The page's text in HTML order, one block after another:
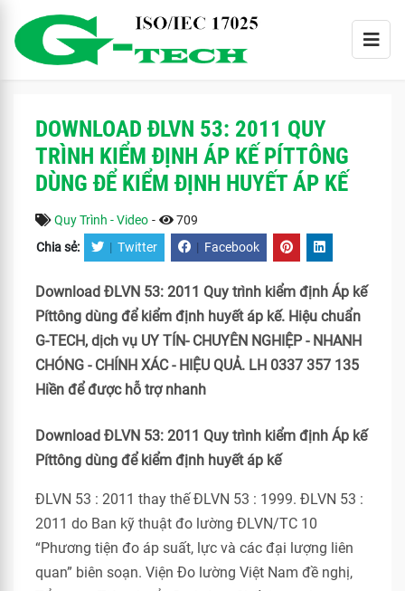
DOWNLOAD ĐLVN 53: 2011 QUY
TRÌNH KIỂM ĐỊNH ÁP KẾ PÍTTÔNG
DÙNG ĐỂ KIỂM ĐỊNH HUYẾT ÁP KẾ
Quy Trình - Video - 709
Chia sẻ: | Twitter | Facebook
Download ĐLVN 53: 2011 Quy trình kiểm định Áp kế
Píttông dùng để kiểm định huyết áp kế. Hiệu chuẩn
G-TECH, dịch vụ UY TÍN- CHUYÊN NGHIỆP - NHANH
CHÓNG - CHÍNH XÁC - HIỆU QUẢ. LH 0337 357 135
Hiền để được hỗ trợ nhanh
Download ĐLVN 53: 2011 Quy trình kiểm định Áp kế
Píttông dùng để kiểm định huyết áp kế
ĐLVN 53 : 2011 thay thế ĐLVN 53 : 1999. ĐLVN 53 :
2011 do Ban kỹ thuật đo lường ĐLVN/TC 10
“Phương tiện đo áp suất, lực và các đại lượng liên
quan” biên soạn. Viện Đo lường Việt Nam đề nghị,